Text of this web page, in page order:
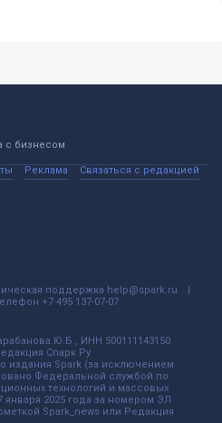
с бизнесом
Реклама Связаться с редакцией
поддержка help@spark.ru
+7 495 137-07-07
ИНН 500111143150
Спарк Ру
издания Spark (за исключением
Федеральной службой по
технологий и массовых
2025 года за номером ЭЛ
Spark_news или Редакция